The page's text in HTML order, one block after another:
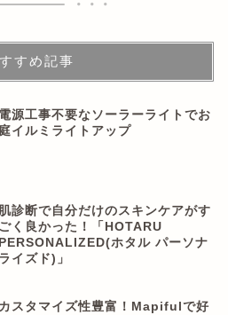
すめ記事
電源工事不要なソーラーライトでお
庭イルミライトアップ
肌診断で自分だけのスキンケアがす
ごく良かった！「HOTARU
PERSONALIZED(ホタル パーソナ
ライズド)」
カスタマイズ性豊富！Mapifulで好